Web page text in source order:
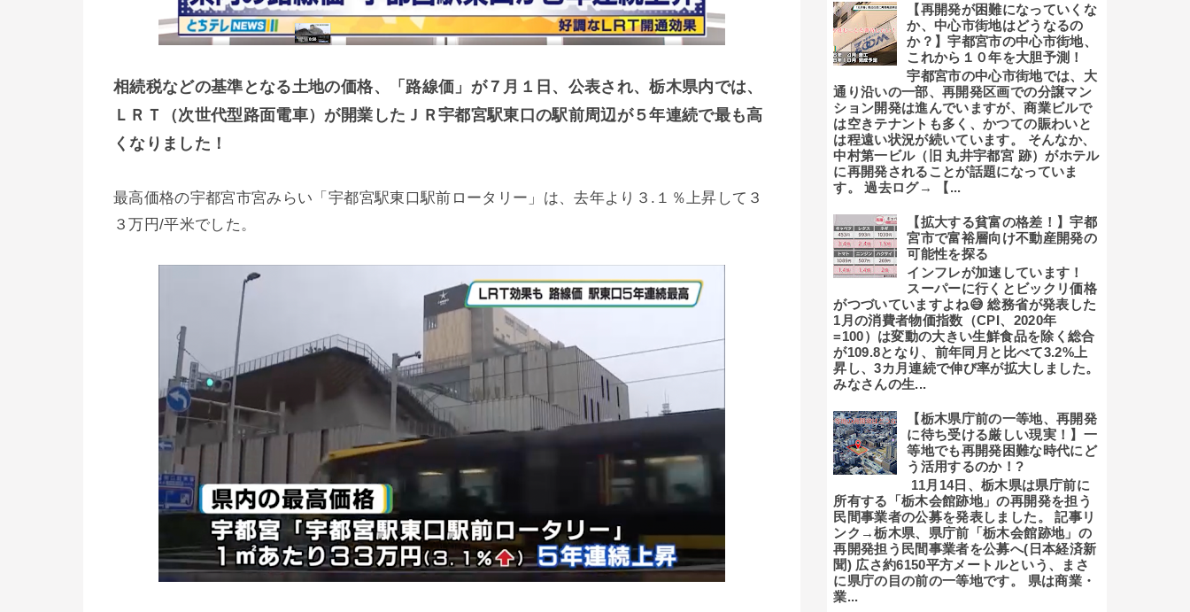
相続税などの基準となる土地の価格、「路線価」が７月１日、公表され、栃木県内では、
ＬＲＴ（次世代型路面電車）が開業したＪＲ宇都宮駅東口の駅前周辺が５年連続で最も高
くなりました！
最高価格の宇都宮市宮みらい「宇都宮駅東口駅前ロータリー」は、去年より３.１％上昇して３
３万円/平米でした。
【再開発が困難になっていくな
か、中心市街地はどうなるの
か？】宇都宮市の中心市街地、
これから１０年を大胆予測！
宇都宮市の中心市街地では、大
通り沿いの一部、再開発区画での分譲マン
ション開発は進んでいますが、商業ビルで
は空きテナントも多く、かつての賑わいと
は程遠い状況が続いています。 そんなか、
中村第一ビル（旧 丸井宇都宮 跡）がホテル
に再開発されることが話題になっていま
す。 過去ログ→ 【...
【拡大する貧富の格差！】宇都
宮市で富裕層向け不動産開発の
可能性を探る
インフレが加速しています！
スーパーに行くとビックリ価格
がつづいていますよね😅 総務省が発表した
1月の消費者物価指数（CPI、2020年
=100）は変動の大きい生鮮食品を除く総合
が109.8となり、前年同月と比べて3.2%上
昇し、3カ月連続で伸び率が拡大しました。
みなさんの生...
【栃木県庁前の一等地、再開発
に待ち受ける厳しい現実！】一
等地でも再開発困難な時代にど
う活用するのか！?
11月14日、栃木県は県庁前に
所有する「栃木会館跡地」の再開発を担う
民間事業者の公募を発表しました。 記事リ
ンク→栃木県、県庁前「栃木会館跡地」の
再開発担う民間事業者を公募へ(日本経済新
聞) 広さ約6150平方メートルという、まさ
に県庁の目の前の一等地です。 県は商業・
業...